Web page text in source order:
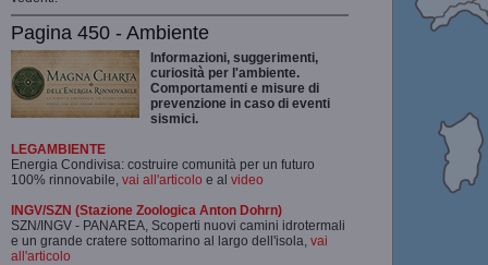
Pagina 450 - Ambiente
Informazioni, suggerimenti,
curiosità per l'ambiente.
Comportamenti e misure di
prevenzione in caso di eventi
sismici.
LEGAMBIENTE
Energia Condivisa: costruire comunità per un futuro
100% rinnovabile, vai all'articolo e al video
INGV/SZN (Stazione Zoologica Anton Dohrn)
SZN/INGV - PANAREA, Scoperti nuovi camini idrotermali
e un grande cratere sottomarino al largo dell'isola, vai
all'articolo